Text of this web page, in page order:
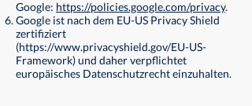
Google: https://policies.google.com/privacy.
Google ist nach dem EU-US Privacy Shield
zertifiziert
(https://www.privacyshield.gov/EU-US-
Framework)und daher verpflichtet
europäisches Datenschutzrecht einzuhalten.